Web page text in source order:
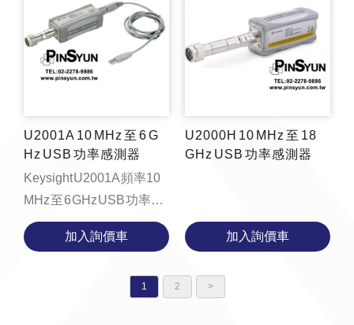
U2001A 10 MHz 至 6 G
Hz USB 功率感測器
Keysight U2001A 頻率10
MHz 至 6 GHz USB 功率感
測器
加入詢價車
U2000H 10 MHz 至 18
GHz USB 功率感測器
加入詢價車
1 2 >